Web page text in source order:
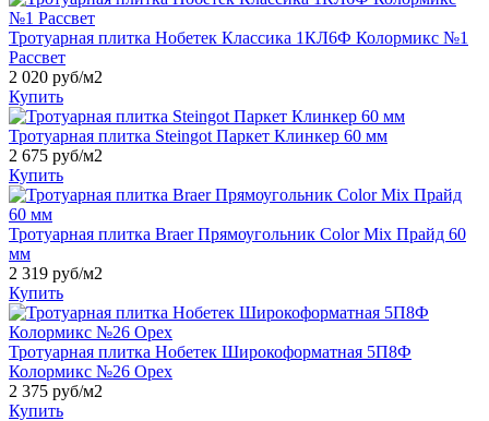
Тротуарная плитка Нобетек Классика 1КЛ6Ф Колормикс №1
Рассвет
2 020 руб/м2
Купить
Тротуарная плитка Steingot Паркет Клинкер 60 мм
2 675 руб/м2
Купить
Тротуарная плитка Braer Прямоугольник Color Mix Прайд 60
мм
2 319 руб/м2
Купить
Тротуарная плитка Нобетек Широкоформатная 5П8Ф
Колормикс №26 Орех
2 375 руб/м2
Купить